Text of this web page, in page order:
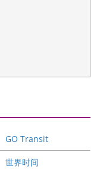
GO Transit
世界时间